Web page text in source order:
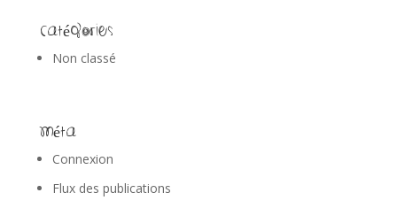
Catégories
Non classé
Méta
Connexion
Flux des publications